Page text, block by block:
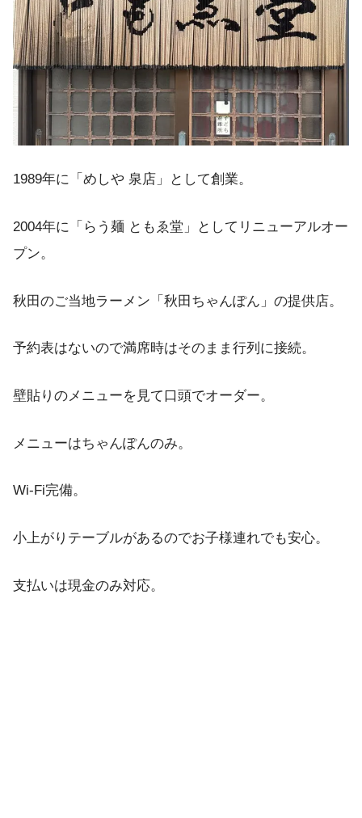
1989年に「めしや 泉店」として創業。
2004年に「らう麺 ともゑ堂」としてリニューアルオー
プン。
秋田のご当地ラーメン「秋田ちゃんぽん」の提供店。
予約表はないので満席時はそのまま行列に接続。
壁貼りのメニューを見て口頭でオーダー。
メニューはちゃんぽんのみ。
Wi-Fi完備。
小上がりテーブルがあるのでお子様連れでも安心。
支払いは現金のみ対応。